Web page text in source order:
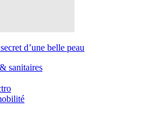
d’une belle peau
sanitaires